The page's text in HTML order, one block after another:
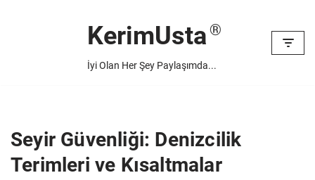
KerimUsta
İyi Olan Her Şey Paylaşımda...
Seyir Güvenliği: Denizcilik
Terimleri ve Kısaltmalar